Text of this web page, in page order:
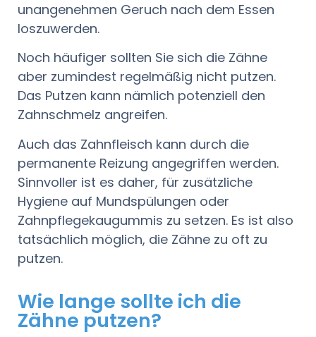
unangenehmen Geruch nach dem Essen
loszuwerden.
Noch häufiger sollten Sie sich die Zähne
aber zumindest regelmäßig nicht putzen.
Das Putzen kann nämlich potenziell den
Zahnschmelz angreifen.
Auch das Zahnfleisch kann durch die
permanente Reizung angegriffen werden.
Sinnvoller ist es daher, für zusätzliche
Hygiene auf Mundspülungen oder
Zahnpflegekaugummis zu setzen. Es ist also
tatsächlich möglich, die Zähne zu oft zu
putzen.
Wie lange sollte ich die
Zähne putzen?